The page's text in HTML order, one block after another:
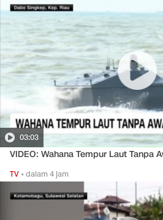
03:03
VIDEO: Wahana Tempur Laut Tanpa
TV •dalam 4 jam